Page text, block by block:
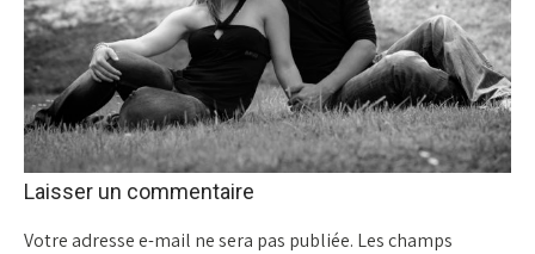
Laisser un commentaire
Votre adresse e-mail ne sera pas publiée. Les champs